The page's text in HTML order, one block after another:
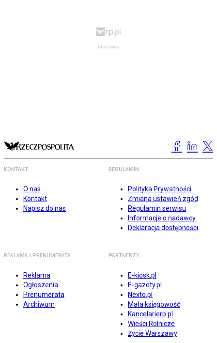
KONTAKT
O nas
Kontakt
Napisz do nas
REGULAMIN
Polityka Prywatności
Zmiana ustawień zgód
Regulamin serwisu
Informacje o nadawcy
Deklaracja dostępności
REKLAMA I PRENUMERATA
Reklama
Ogłoszenia
Prenumerata
Archiwum
PARTNERZY
E-kiosk.pl
E-gazety.pl
Nexto.pl
Mała księgowość
Kancelarierp.pl
Wieści Rolnicze
Życie Warszawy